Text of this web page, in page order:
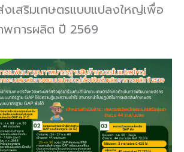
งเสริมเกษตรแบบแปลงใหญ่เพื่อ
พการผลิต ปี 2569